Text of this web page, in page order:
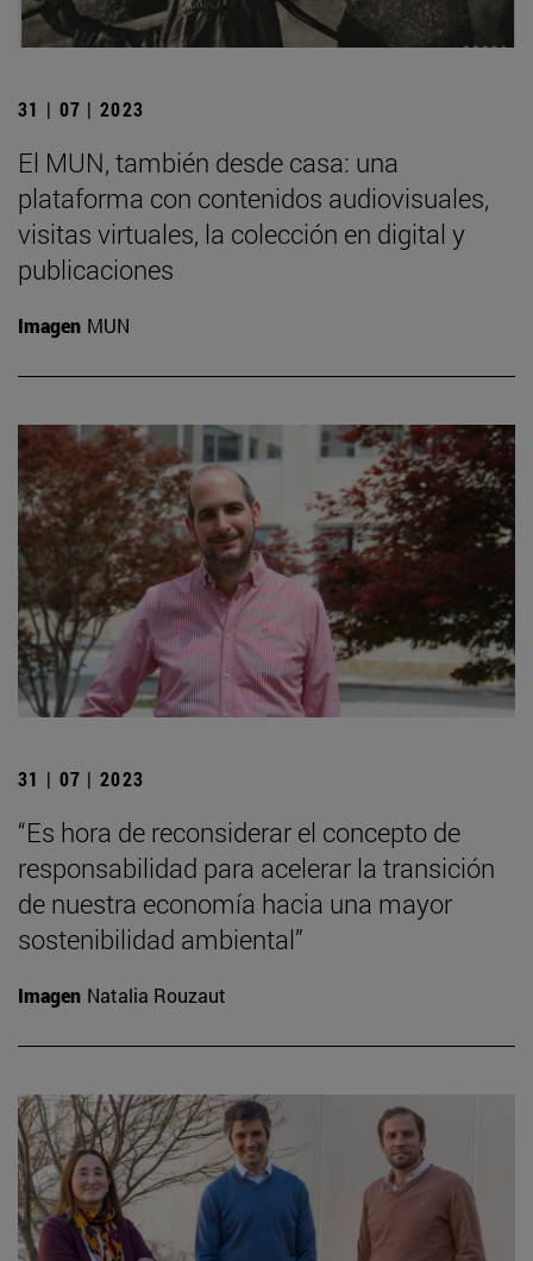
31 | 07 | 2023
El MUN, también desde casa: una
plataforma con contenidos audiovisuales,
visitas virtuales, la colección en digital y
publicaciones
Imagen MUN
31 | 07 | 2023
“Es hora de reconsiderar el concepto de
responsabilidad para acelerar la transición
de nuestra economía hacia una mayor
sostenibilidad ambiental”
Imagen Natalia Rouzaut